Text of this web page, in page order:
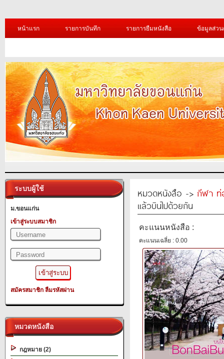
หน้าแรก รายการบันทึก รายการยืมหนังสือ ข้อมูลส่ว
ระบบผู้ใช้
ม.ขอนแก่น
เข้าสู่ระบบสมาชิก
สมัครสมาชิก ลืมรหัสผ่าน
หมวดหนังสือ
กฎหมาย (2)
หมวดหนังสือ -> กีฬา ท่
แล้วบินไปด้วยกัน
คะแนนหนังสือ :
คะแนนเฉลี่ย : 0.00